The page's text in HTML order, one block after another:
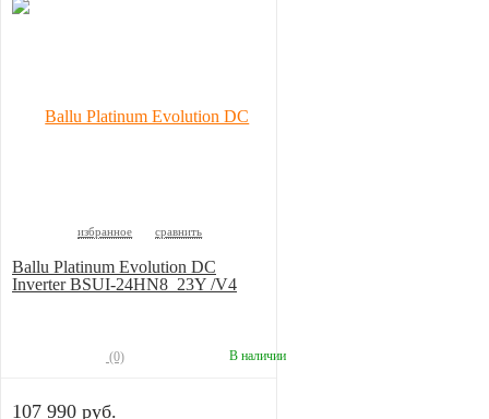
избранное сравнить
Ballu Platinum Evolution DC
Inverter BSUI-24HN8_23Y /V4
(0) В наличии
107 990 руб.